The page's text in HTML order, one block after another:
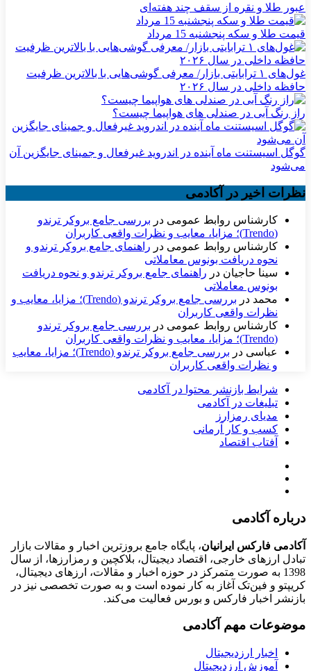
عبور طلا و نقره از سقف چند هفته‌ای
قیمت طلا و سکه پنجشنبه 15 مرداد
غول‌های ۱ ترابایتی بازار/ معرفی گوشی‌هایی با بالاترین ظرفیت
حافظه داخلی در سال ۲۰۲۶
راز رنگ آبی در صندلی های هواپیما چیست؟
گوگل اسیستنت ماه آینده در اندروید غیرفعال و جمینای جایگزین آن
می‌شود
نظرات اخیر در آکادمی
کارشناس روابط عمومی در بررسی جامع بروکر ترندو
(Trendo)؛ مزایا، معایب و نظرات واقعی کاربران
کارشناس روابط عمومی در راهنمای جامع بروکر ترندو و
نحوه دریافت بونوس معاملاتی
سینا حاجیان در راهنمای جامع بروکر ترندو و نحوه دریافت
بونوس معاملاتی
محمد در
بررسی جامع بروکر ترندو (Trendo)؛ مزایا، معایب و
نظرات واقعی کاربران
کارشناس روابط عمومی در بررسی جامع بروکر ترندو
(Trendo)؛ مزایا، معایب و نظرات واقعی کاربران
عباسی در
بررسی جامع بروکر ترندو (Trendo)؛ مزایا، معایب
و نظرات واقعی کاربران
شرایط بازنشر محتوا در آکادمی
تبلیغات در آکادمی
مدیای رمزارز
کسب و کار آرمانی
آفتاب اقتصاد
درباره آکادمی
آکادمی فارکس ایرانیان، پایگاه جامع بروزترین اخبار و مقالات بازار
تبادل ارزهای خارجی، اقتصاد دیجیتال، بلاکچین و رمزارزها، از سال
1398 به صورت متمرکز در حوزه اخبار و مقالات، ارزهای‌ دیجیتال،
کریپتو و فین‌تک آغاز به کار نموده است و به صورت تخصصی نیز در
بازنشر اخبار فارکس و بورس فعالیت می‌کند.
موضوعات مهم آکادمی
اخبار ارزدیجیتال
آموزش ارزدیجیتال